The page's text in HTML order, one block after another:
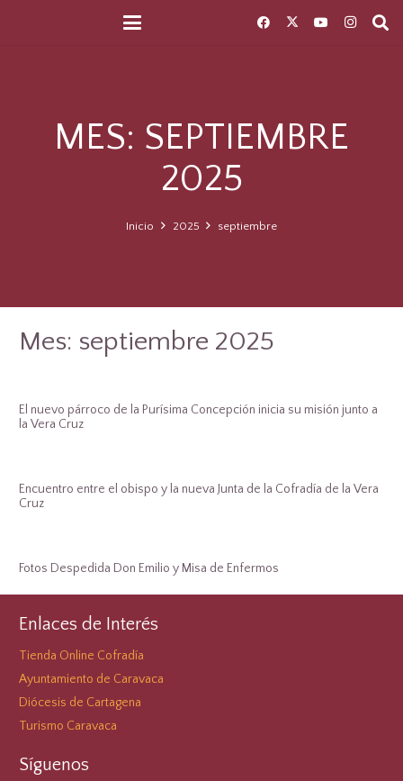
MES: SEPTIEMBRE
2025
Inicio 2025 septiembre
Mes: septiembre 2025
El nuevo párroco de la Purísima Concepción inicia su misión junto a
la Vera Cruz
Encuentro entre el obispo y la nueva Junta de la Cofradía de la Vera
Cruz
Fotos Despedida Don Emilio y Misa de Enfermos
Enlaces de Interés
Tienda Online Cofradía
Ayuntamiento de Caravaca
Diócesis de Cartagena
Turismo Caravaca
Síguenos